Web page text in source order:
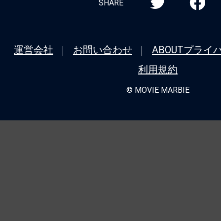
SHARE
運営会社 お問い合わせ ABOUTプライ
利用規約
© MOVIE MARBIE